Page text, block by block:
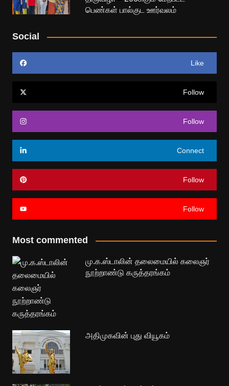
பெண்கள் பால்குட ஊர்வலம்
Social
Like
Follow
Follow
Connect
Follow
Follow
Most commented
மு.க.ஸ்டாலின் தலைமையில் கலைஞர்
நூற்றாண்டு கருத்தரங்கம்
அதிமுகவின் புது வியூகம்